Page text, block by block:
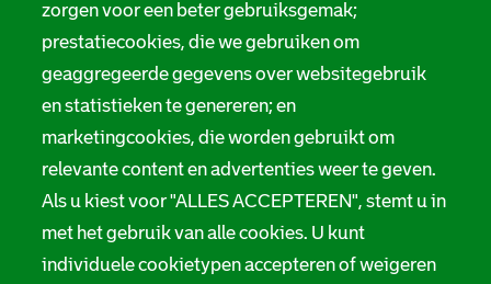
zorgen voor een beter gebruiksgemak;
prestatiecookies, die we gebruiken om
geaggregeerde gegevens over websitegebruik
en statistieken te genereren; en
marketingcookies, die worden gebruikt om
relevante content en advertenties weer te geven.
Als u kiest voor "ALLES ACCEPTEREN", stemt u in
met het gebruik van alle cookies. U kunt
individuele cookietypen accepteren of weigeren